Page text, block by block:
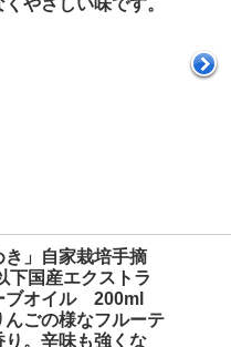
やさしい味です。
き」自家栽培手摘
下国産エクストラ
ブオイル 200ml
ごの様なフルーテ
り。辛味も強くな